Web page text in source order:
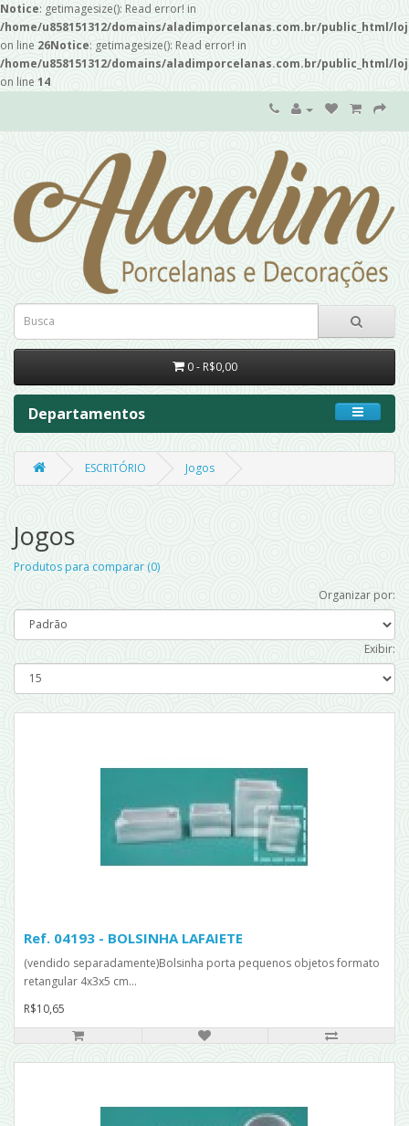
Notice: getimagesize(): Read error! in
/home/u858151312/domains/aladimporcelanas.com.br/public_html/
on line 26Notice: getimagesize(): Read error! in
/home/u858151312/domains/aladimporcelanas.com.br/public_html/
on line 14
0 - R$0,00
Departamentos
ESCRITÓRIO Jogos
Jogos
Produtos para comparar (0)
Organizar por:
Exibir:
Ref. 04193 - BOLSINHA LAFAIETE
(vendido separadamente)Bolsinha porta pequenos objetos formato
retangular 4x3x5 cm...
R$10,65